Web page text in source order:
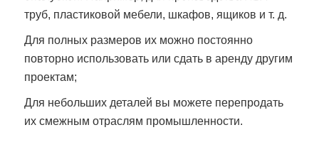
труб, пластиковой мебели, шкафов, ящиков и т. д.
Для полных размеров их можно постоянно
повторно использовать или сдать в аренду другим
проектам;
Для небольших деталей вы можете перепродать
их смежным отраслям промышленности.